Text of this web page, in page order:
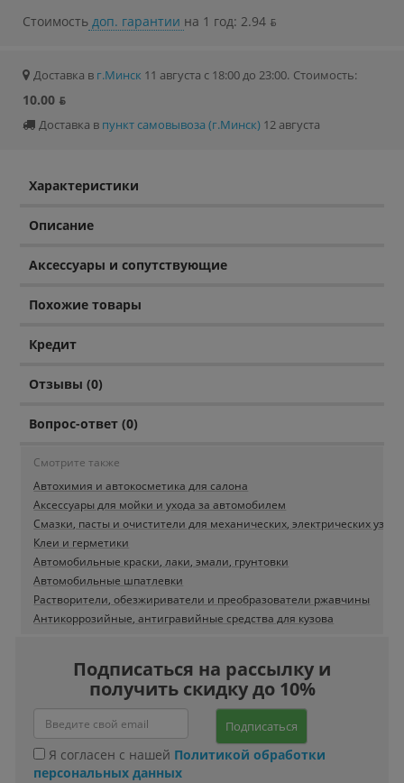
Стоимость доп. гарантии на 1 год: 2.94 ƃ
Доставка в г.Минск 11 августа с 18:00 до 23:00. Стоимость:
10.00 ƃ
Доставка в пункт самовывоза (г.Минск) 12 августа
Характеристики
Описание
Аксессуары и сопутствующие
Похожие товары
Кредит
Отзывы (0)
Вопрос-ответ (0)
Смотрите также
Автохимия и автокосметика для салона
Аксессуары для мойки и ухода за автомобилем
Смазки, пасты и очистители для механических, электрических узлов
Клеи и герметики
Автомобильные краски, лаки, эмали, грунтовки
Автомобильные шпатлевки
Растворители, обезжириватели и преобразователи ржавчины
Антикоррозийные, антигравийные средства для кузова
Подписаться на рассылку и
получить скидку до 10%
Подписаться
Я согласен с нашей Политикой обработки
персональных данных